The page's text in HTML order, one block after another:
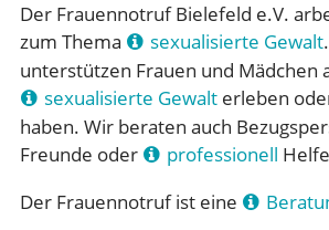
Der Frauennotruf Bielefeld e.V.
zum Thema
sexualisierte Gewalt
unterstützen Frauen und Mädchen
sexualisierte Gewalterleben
haben. Wir beraten auch
Freunde oder
professionell
Der Frauennotruf ist eine